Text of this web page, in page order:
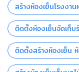
สร้างห้องเย็นโรงง
ติดตั้งห้องเย็นจัดเก็
ติดตั้งสร้างห้องเย็น ห้